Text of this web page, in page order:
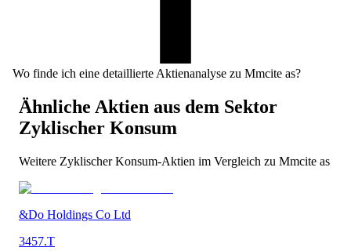
Wo finde ich eine detaillierte Aktienanalyse zu Mmcite as?
Ähnliche Aktien aus dem Sektor
Zyklischer Konsum
Weitere Zyklischer Konsum-Aktien im Vergleich zu Mmcite as
&Do Holdings Co Ltd
3457.T